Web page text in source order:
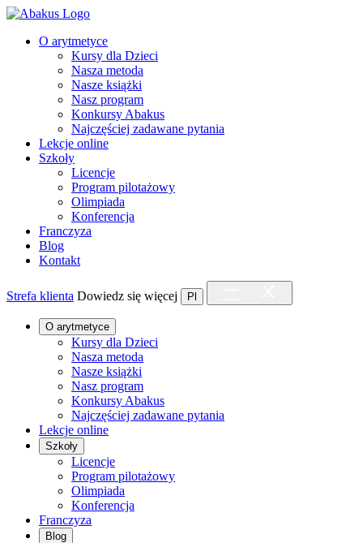
O arytmetyce
Kursy dla Dzieci
Nasza metoda
Nasze książki
Nasz program
Konkursy Abakus
Najczęściej zadawane pytania
Lekcje online
Szkoły
Licencje
Program pilotażowy
Olimpiada
Konferencja
Franczyza
Blog
Kontakt
Strefa klienta Dowiedz się więcej Pl
O arytmetyce
Kursy dla Dzieci
Nasza metoda
Nasze książki
Nasz program
Konkursy Abakus
Najczęściej zadawane pytania
Lekcje online
Szkoły
Licencje
Program pilotażowy
Olimpiada
Konferencja
Franczyza
Blog